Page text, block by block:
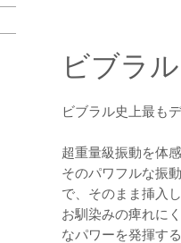
ビブラ
ビブラル史上最も
超重量級振動を体
そのパワフルな振
で、そのまま挿入
お馴染みの痺れに
なパワーを発揮す